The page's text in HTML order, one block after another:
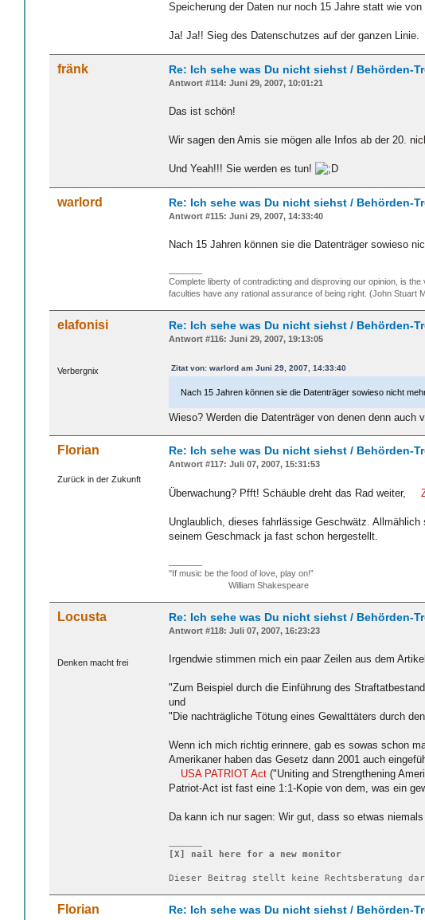
Speicherung der Daten nur noch 15 Jahre statt wie
Ja! Ja!! Sieg des Datenschutzes auf der ganzen Linie.
fränk Re: Ich sehe was Du nicht siehst / Behörden-
Antwort #114: Juni 29, 2007, 10:01:21
Das ist schön!
Wir sagen den Amis sie mögen alle Infos ab der 20.
Und Yeah!!! Sie werden es tun!
warlord Re: Ich sehe was Du nicht siehst / Behörden-
Antwort #115: Juni 29, 2007, 14:33:40
Nach 15 Jahren können sie die Datenträger sowieso
Complete liberty of contradicting and disproving our opinion, is
faculties have any rational assurance of being right. (John Stuart
elafonisi
Verbergnix
Re: Ich sehe was Du nicht siehst / Behörden-
Antwort #116: Juni 29, 2007, 19:13:05
Zitat von: warlord am Juni 29, 2007, 14:33:40
Nach 15 Jahren können sie die Datenträger sowieso nicht
Wieso? Werden die Datenträger von denen denn auch
Florian
Zurück in der Zukunft
Re: Ich sehe was Du nicht siehst / Behörden-
Antwort #117: Juli 07, 2007, 15:31:53
Überwachung? Pfft! Schäuble dreht das Rad weiter,
Unglaublich, dieses fahrlässige Geschwätz.
seinem Geschmack ja fast schon hergestellt.
"If music be the food of love, play on!”
William Shakespeare
Locusta
Denken macht frei
Re: Ich sehe was Du nicht siehst / Behörden-
Antwort #118: Juli 07, 2007, 16:23:23
Irgendwie stimmen mich ein paar Zeilen aus dem
"Zum Beispiel durch die Einführung des
und
"Die nachträgliche Tötung eines Gewalttäters durch
Wenn ich mich richtig erinnere, gab es sowas schon
Amerikaner haben das Gesetz dann 2001 auch
USA PATRIOT Act ("Uniting and Strengthening
Patriot-Act ist fast eine 1:1-Kopie von dem, was ein
Da kann ich nur sagen: Wir gut, dass so etwas
[X] nail here for a new monitor
Dieser Beitrag stellt keine Rechtsberatung
Florian Re: Ich sehe was Du nicht siehst / Behörden-